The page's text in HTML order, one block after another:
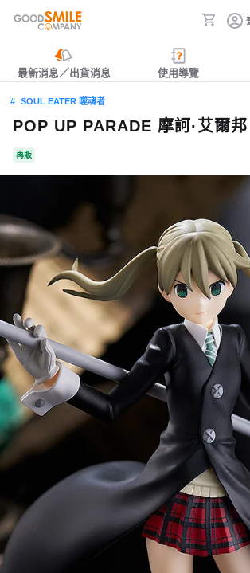
最新消息／出貨消息 使用導覽
SOUL EATER 噬魂者
POP UP PARADE 摩訶·艾爾邦
再販